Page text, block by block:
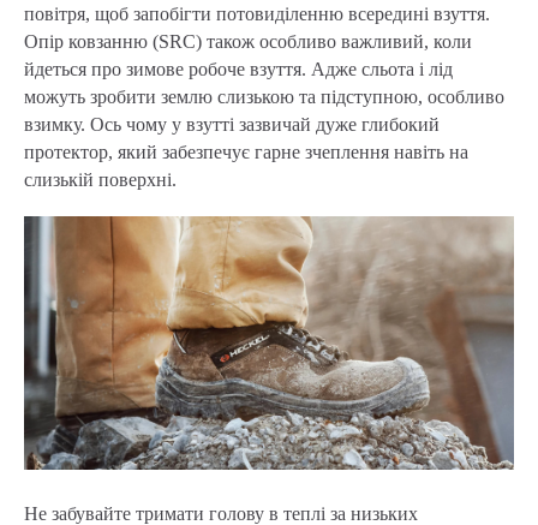
повітря, щоб запобігти потовиділенню всередині взуття.
Опір ковзанню (SRC) також особливо важливий, коли
йдеться про зимове робоче взуття. Адже сльота і лід
можуть зробити землю слизькою та підступною, особливо
взимку. Ось чому у взутті зазвичай дуже глибокий
протектор, який забезпечує гарне зчеплення навіть на
слизькій поверхні.
Не забувайте тримати голову в теплі за низьких